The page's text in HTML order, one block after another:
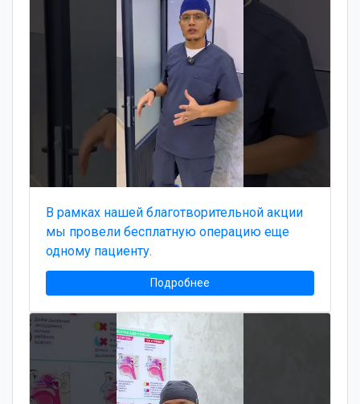
В рамках нашей благотворительной акции
мы провели бесплатную операцию еще
одному пациенту.
Подробнее